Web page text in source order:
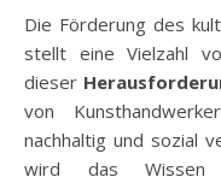
Die Förderung des
stellt eine Vielzahl
dieser
von
nachhaltig und sozial
wird das Wissen